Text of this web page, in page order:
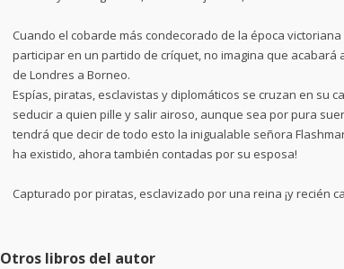
Cuando el cobarde más condecorado de la época
participar en un partido de críquet, no imagina que
de Londres a Borneo.
Espías, piratas, esclavistas y diplomáticos se cruzan en su
seducir a quien pille y salir airoso, aunque sea por pura
tendrá que decir de todo esto la inigualable señora
ha existido, ahora también contadas por su esposa!
Capturado por piratas, esclavizado por una reina ¡y recién
Otros libros del autor